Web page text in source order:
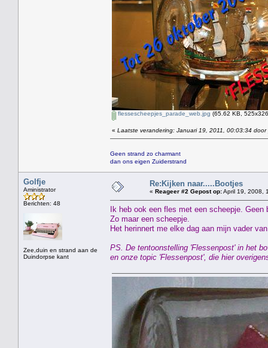
flessescheepjes_parade_web.jpg (65.62 KB,
« Laatste verandering: Januari 19, 2011, 00:03:34 door
Geen strand zo charmant
dan ons eigen Zuiderstrand
Golfje
Aministrator
Berichten: 48
Zee,duin en strand aan de
Duindorpse kant
Re:Kijken naar.....Bootjes
« Reageer #2 Gepost op:April 19, 2008,
Ik heb ook een fles met een scheepje. Geen
Zo maar een scheepje.
Het herinnert me elke dag aan mijn vader
PS. De tentoonstelling 'Flessenpost' in het
en onze topic 'Flessenpost', die hier